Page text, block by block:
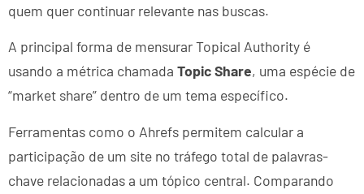
quem quer continuar relevante nas buscas.
A principal forma de mensurar Topical Authority é
usando a métrica chamada Topic Share, uma espécie de
“market share” dentro de um tema específico.
Ferramentas como o Ahrefs permitem calcular a
participação de um site no tráfego total de palavras-
chave relacionadas a um tópico central. Comparando